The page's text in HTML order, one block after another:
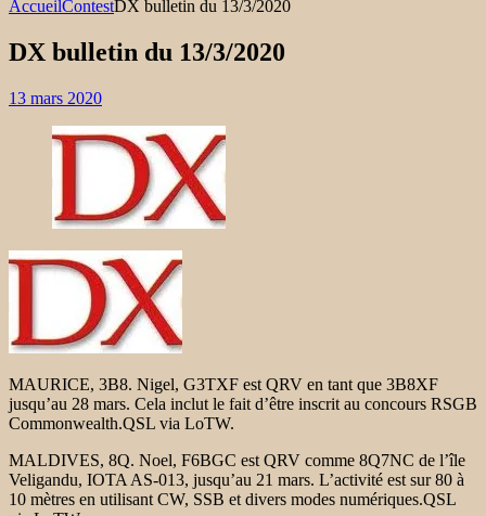
AccueilContestDX bulletin du 13/3/2020
DX bulletin du 13/3/2020
13 mars 2020
MAURICE, 3B8. Nigel, G3TXF est QRV en tant que 3B8XF
jusqu’au 28 mars. Cela inclut le fait d’être inscrit au concours RSGB
Commonwealth.QSL via LoTW.
MALDIVES, 8Q. Noel, F6BGC est QRV comme 8Q7NC de l’île
Veligandu, IOTA AS-013, jusqu’au 21 mars. L’activité est sur 80 à
10 mètres en utilisant CW, SSB et divers modes numériques.QSL